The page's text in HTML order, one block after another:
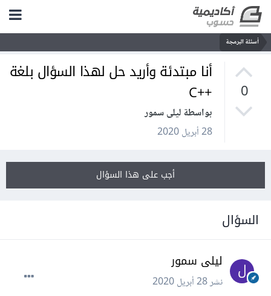
أسئلة البرمجة
0
أنا مبتدئة وأريد حل لهذا السؤال بلغة
++C
بواسطة ليلى سمور
28 أبريل 2020
أجب على هذا السؤال
السؤال
ليلى سمور
نشر28 أبريل 2020